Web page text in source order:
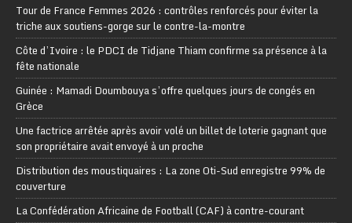
Tour de France Femmes 2026 : contrôles renforcés pour éviter la
triche aux soutiens-gorge sur le contre-la-montre
Côte d’Ivoire : le PDCI de Tidjane Thiam confirme sa présence à la
fête nationale
Guinée : Mamadi Doumbouya s’offre quelques jours de congés en
Grèce
Une factrice arrêtée après avoir volé un billet de loterie gagnant que
son propriétaire avait envoyé à un proche
Distribution des moustiquaires : La zone Oti-Sud enregistre 99% de
couverture
La Confédération Africaine de Football (CAF) à contre-courant